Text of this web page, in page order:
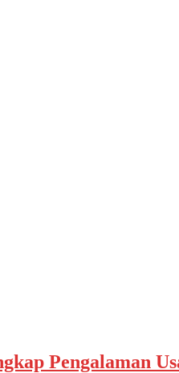
Pengalaman